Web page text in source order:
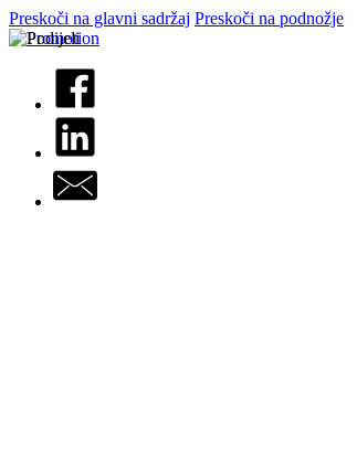
Preskoči na glavni sadržaj Preskoči na podnožje
Podijeli